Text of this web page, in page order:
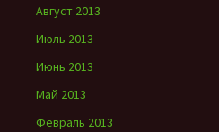
Август 2013
Июль 2013
Июнь 2013
Май 2013
Февраль 2013